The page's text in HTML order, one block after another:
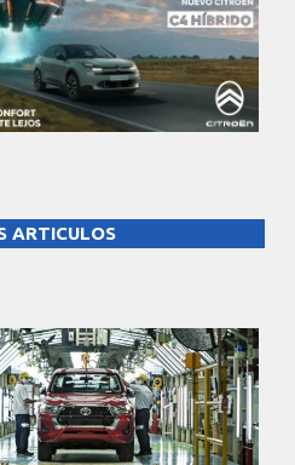
ARTICULOS